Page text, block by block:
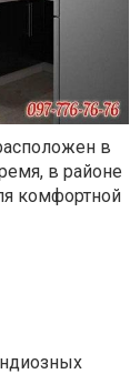
в
в районе
комфортной